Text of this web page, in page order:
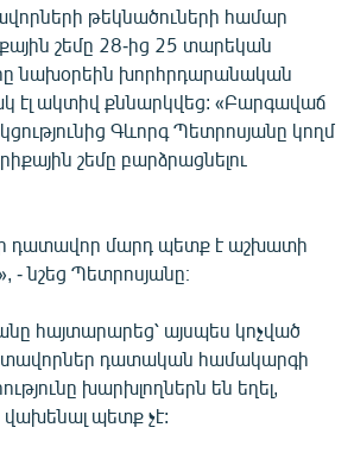
թեկնածուների համար
շեմը 28-ից 25 տարեկան
նախօրեին խորհրդարանական
էլ ակտիվ քննարկվեց: «Բարգավաճ
Գևորգ Պետրոսյանը կողմ
շեմը բարձրացնելու
դատավոր մարդ պետք է աշխատի
- նշեց Պետրոսյանը։
հայտարարեց՝ այսպես կոչված
դատական համակարգի
խարխլողներն են եղել,
պետք չէ: